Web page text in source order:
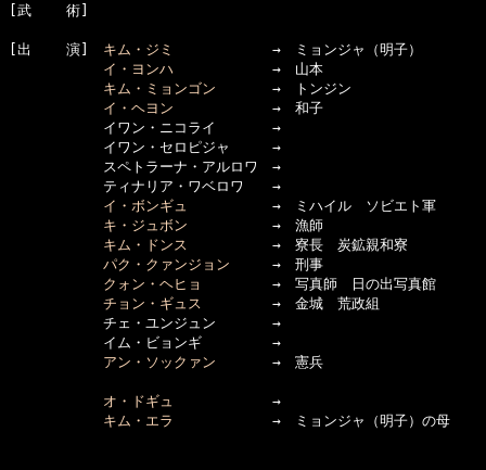
[武    術]
[出    演] キム・ジミ
→　ミョンジャ（明子）
イ・ヨンハ →　山本
キム・ミョンゴン →　トンジン
イ・ヘヨン →　和子
      　　　イワン・ニコライ　　　　→
      　　　イワン・セロピジャ　　　→
      　　　スペトラーナ・アルロワ　→
      　　　ティナリア・ワベロワ　　→
イ・ボンギュ
→　ミハイル　ソビエト軍
キ・ジュボン →　漁師
キム・ドンス →　寮長　炭鉱親和寮
パク・クァンジョン →　刑事
クォン・ヘヒョ
→　写真師　日の出写真館
チョン・ギュス →　金城　荒政組
      　　　チェ・ユンジュン　　　　→
      　　　イム・ビョンギ　　　　　→
アン・ソックァン →　憲兵
オ・ドギュ
→
キム・エラ
→　ミョンジャ（明子）の母